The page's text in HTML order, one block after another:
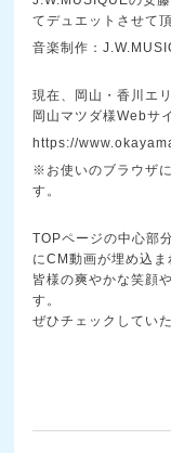
てデュエットさせて
音楽制作：
現在、岡山・香川エ
岡山マツダ様Webサ
https://
※お使いのブラウザ
す。
TOPページの中心部
にCM動画が埋め込ま
皆様の爽やかな笑顔
す。
ぜひチェックしてい